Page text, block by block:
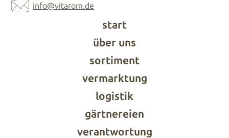
info@vitarom.de
start
über uns
sortiment
vermarktung
logistik
gärtnereien
verantwortung